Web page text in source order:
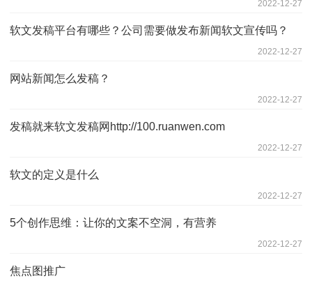
2022-12-27
软文发稿平台有哪些？公司需要做发布新闻软文宣传吗？
2022-12-27
网站新闻怎么发稿？
2022-12-27
发稿就来软文发稿网http://100.ruanwen.com
2022-12-27
软文的定义是什么
2022-12-27
5个创作思维：让你的文案不空洞，有营养
2022-12-27
焦点图推广